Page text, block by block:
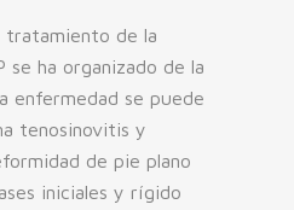
tratamiento de la
se ha organizado de la
enfermedad se puede
tenosinovitis y
de pie plano
iniciales y rígido